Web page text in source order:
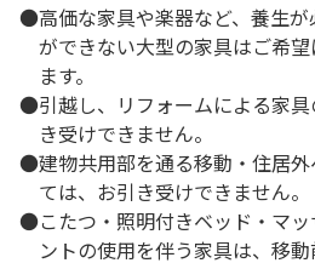
●高価な家具や楽器など、養生
ができない大型の家具はご希
ます。
●引越し、リフォームによる家
き受けできません。
●建物共用部を通る移動・住居
ては、お引き受けできません。
●こたつ・照明付きベッド・マ
ントの使用を伴う家具は、移